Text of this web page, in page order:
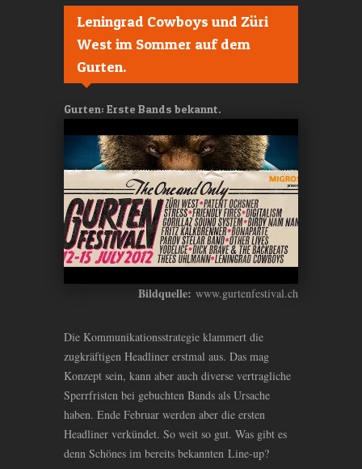
Leningrad Cowboys und Züri
West im Sommer auf dem
Gurten.
Gurten: Erste Bands bekannt.
Bildquelle: www.gurtenfestival.ch
Die Kommunikationsstrategie klammert die
zugkräftigen Headliner erstmal aus. Das mag
Konzept sein, kann aber auch diverse vertragliche
Sperrfristen bei gebuchten Bands als Ursache
haben. Ende Februar werden aber die ersten
Headliner verkündet. So weit so gut. Was gibt es
denn Schönes im bereits bekannten Line-up?